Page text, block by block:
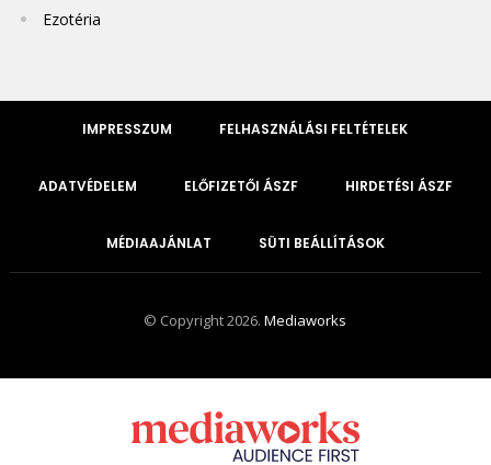
Ezotéria
IMPRESSZUM FELHASZNÁLÁSI FELTÉTELEK
ADATVÉDELEM ELŐFIZETŐI ÁSZF HIRDETÉSI ÁSZF
MÉDIAAJÁNLAT SÜTI BEÁLLÍTÁSOK
© Copyright 2026.Mediaworks